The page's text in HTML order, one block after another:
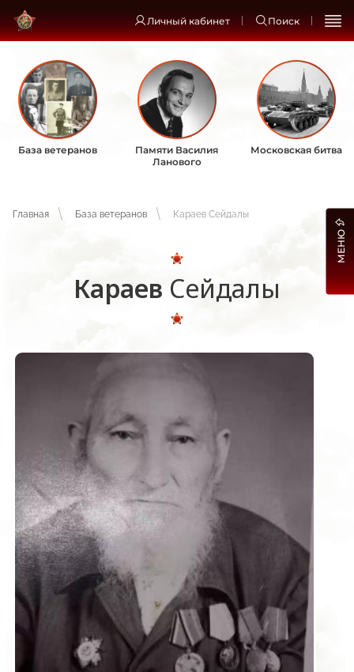
Личный кабинет Поиск
База ветеранов
Памяти Василия
Ланового
Московская битва
Главная База ветеранов Караев Сейдалы
Караев Сейдалы
МЕНЮ